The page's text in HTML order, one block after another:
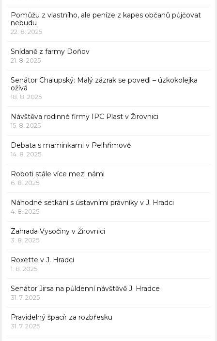
Pomůžu z vlastního, ale peníze z kapes občanů půjčovat
nebudu
22. 8. 2025
Snídaně z farmy Doňov
21. 8. 2025
Senátor Chalupský: Malý zázrak se povedl – úzkokolejka
ožívá
18. 8. 2025
Návštěva rodinné firmy IPC Plast v Žirovnici
15. 8. 2025
Debata s maminkami v Pelhřimově
14. 8. 2025
Roboti stále více mezi námi
6. 8. 2025
Náhodné setkání s ústavními právníky v J. Hradci
4. 8. 2025
Zahrada Vysočiny v Žirovnici
3. 8. 2025
Roxette v J. Hradci
1. 8. 2025
Senátor Jirsa na půldenní návštěvě J. Hradce
31. 7. 2025
Pravidelný špacír za rozbřesku
31. 7. 2025